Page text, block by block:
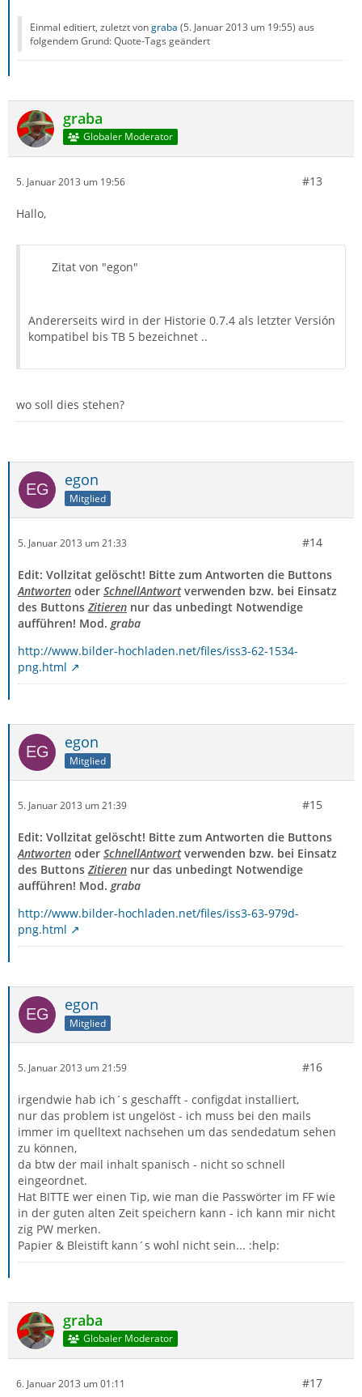
Einmal editiert, zuletzt vongraba (5. Januar 2013 um 19:55) aus
folgendem Grund: Quote-Tags geändert
graba
Globaler Moderator
5. Januar 2013 um 19:56 #13
Hallo,
Zitat von "egon"
Andererseits wird in der Historie 0.7.4 als letzter Versión
kompatibel bis TB 5 bezeichnet ..
wo soll dies stehen?
egon
Mitglied
5. Januar 2013 um 21:33 #14
Edit: Vollzitat gelöscht! Bitte zum Antworten die Buttons
Antworten oder SchnellAntwortverwenden bzw. bei Einsatz
des ButtonsZitieren nur das unbedingt Notwendige
aufführen! Mod. graba
http://www.bilder-hochladen.net/files/iss3-62-1534-
png.html
egon
Mitglied
5. Januar 2013 um 21:39 #15
Edit: Vollzitat gelöscht! Bitte zum Antworten die Buttons
Antworten oder SchnellAntwortverwenden bzw. bei Einsatz
des ButtonsZitieren nur das unbedingt Notwendige
aufführen! Mod. graba
http://www.bilder-hochladen.net/files/iss3-63-979d-
png.html
egon
Mitglied
5. Januar 2013 um 21:59 #16
irgendwie hab ich´s geschafft - configdat installiert,
nur das problem ist ungelöst - ich muss bei den mails
immer im quelltext nachsehen um das sendedatum sehen
zu können,
da btw der mail inhalt spanisch - nicht so schnell
eingeordnet.
Hat BITTE wer einen Tip, wie man die Passwörter im FF wie
in der guten alten Zeit speichern kann - ich kann mir nicht
zig PW merken.
Papier & Bleistift kann´s wohl nicht sein... :help:
graba
Globaler Moderator
6. Januar 2013 um 01:11 #17